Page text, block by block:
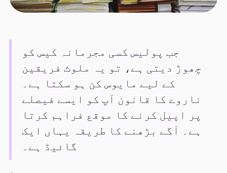
جب پولیس کسی مجرمانہ کیس کو
چھوڑ دیتی ہے، تو یہ ملوث فریقین
کے لیے مایوس کن ہو سکتا ہے۔
ناروے کا قانون آپ کو ایسے فیصلے
پر اپیل کرنے کا موقع فراہم کرتا
ہے۔ آگے بڑھنے کا طریقہ یہاں ایک
گائیڈ ہے۔
۔